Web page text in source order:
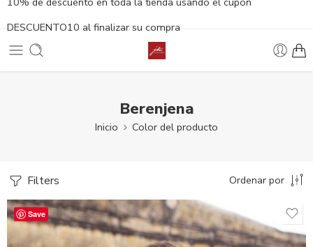
DESCUENTO10 al finalizar su compra
Berenjena
Inicio Color del producto
Filters Ordenar por
Save